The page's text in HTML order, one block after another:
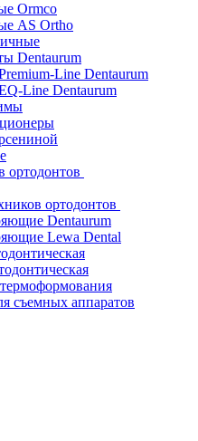
Ormco
AS Ortho
Dentaurum
Line Dentaurum
Line Dentaurum
ортодонтов
ортодонтов
Dentaurum
Lewa Dental
съемных аппаратов